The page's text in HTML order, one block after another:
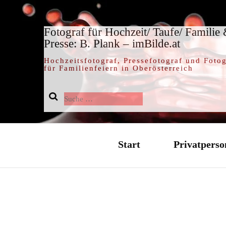
Fotograf für Hochzeit/ Taufe/ Familie
Presse: B. Plank – imBilde.at
Hochzeitsfotograf, Pressefotograf und
für Familienfeiern in Oberösterreich
Suche
nach:
Start